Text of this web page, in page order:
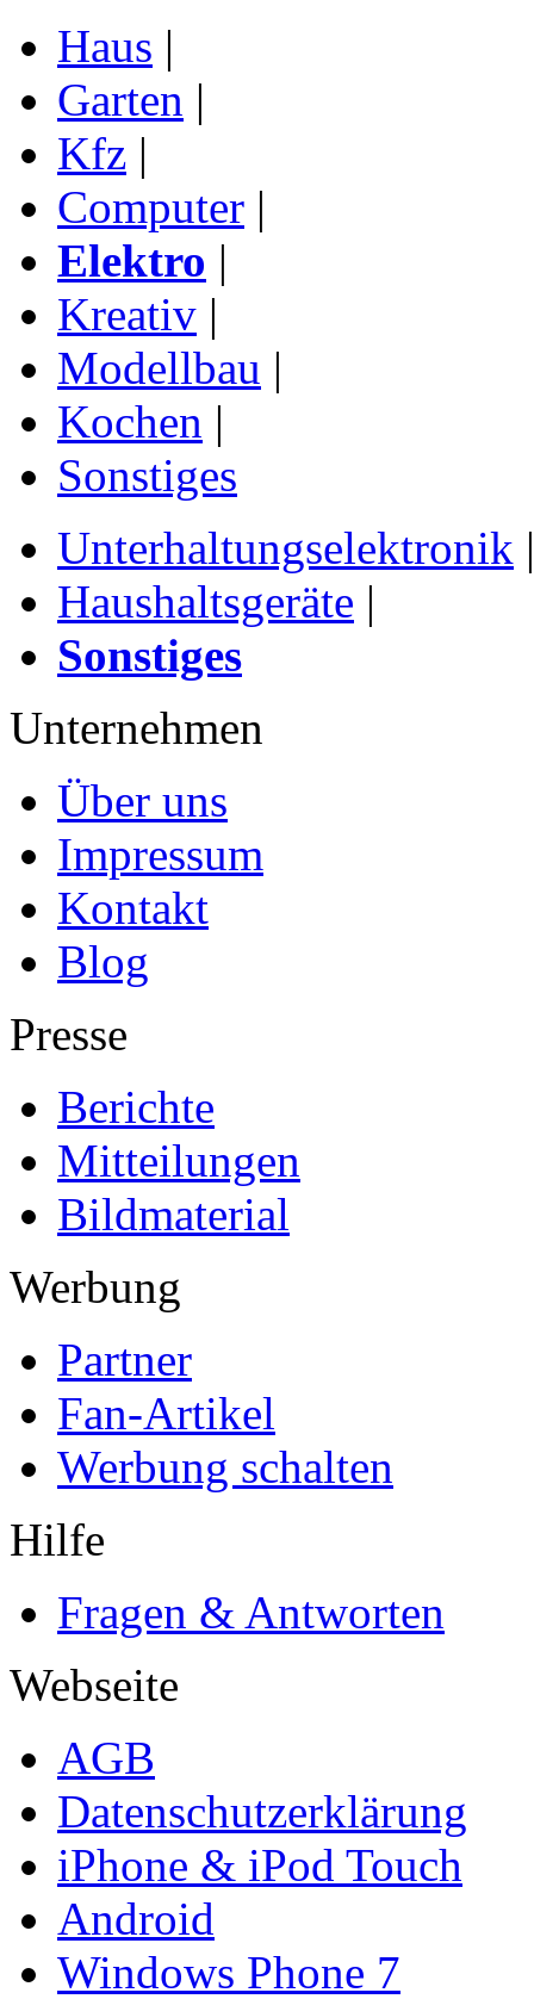
Haus |
Garten |
Kfz |
Computer |
Elektro |
Kreativ |
Modellbau |
Kochen |
Sonstiges
Unterhaltungselektronik |
Haushaltsgeräte |
Sonstiges
Unternehmen
Über uns
Impressum
Kontakt
Blog
Presse
Berichte
Mitteilungen
Bildmaterial
Werbung
Partner
Fan-Artikel
Werbung schalten
Hilfe
Fragen & Antworten
Webseite
AGB
Datenschutzerklärung
iPhone & iPod Touch
Android
Windows Phone 7